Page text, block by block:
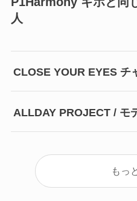
人
CLOSE YOUR EYES チ
ALLDAY PROJECT / モ
もっ